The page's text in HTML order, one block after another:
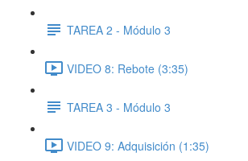
TAREA 2 - Módulo 3
VIDEO 8: Rebote (3:35)
TAREA 3 - Módulo 3
VIDEO 9: Adquisición (1:35)